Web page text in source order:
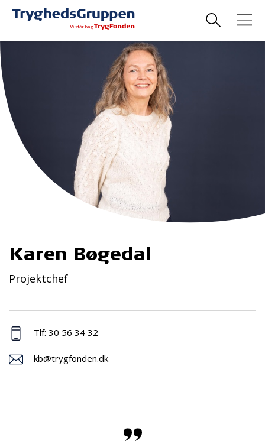
Karen Bøgedal
Projektchef
Tlf: 30 56 34 32
kb@trygfonden.dk